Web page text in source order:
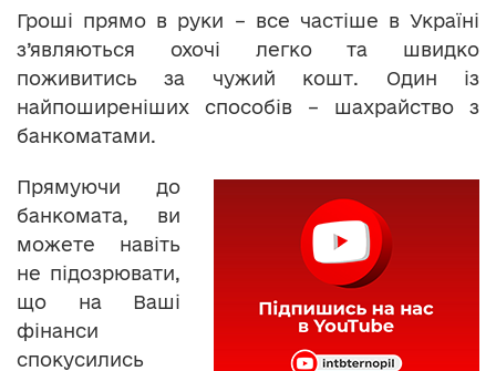
Гроші прямо в руки – все частіше в Україні
з’являються охочі легко та швидко
поживитись за чужий кошт. Один із
найпоширеніших способів – шахрайство з
банкоматами.
Прямуючи до
банкомата, ви
можете навіть
не підозрювати,
що на Ваші
фінанси
спокусились